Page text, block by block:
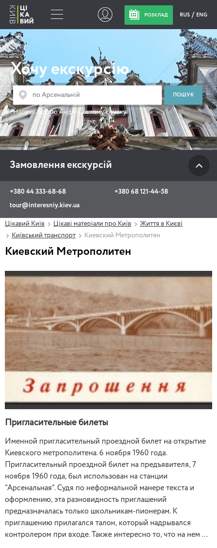
РОЗКЛАД RUS ENG
Хочу екскурсію
Наприклад:по Андріївському спуску
Замовлення екскурсій
+380 44 333-68-68
+380 68 121-44-58
tour@interesniy.kiev.ua
Замовлення
екскурсій
+380 44 333-68-68
+380 68 121-44-58
tour@interesniy.kiev.ua
з 10.00 до 19:30 щоденно
Viber WhatsApp
Цікавий Київ Цікаві матеріали про Київ
Життя в Києві
Київський транспорт
Киевский Метрополитен
Киевский Метрополитен
Пригласительные билеты
Именной пригласительный проездной билет на открытие
Киевского метрополитена. 6 ноября 1960 года.
Пригласительный проездной билет на предъявителя, 7
ноября 1960 года, был использован на станции
“Арсенальная”. Судя по неформальной манере текста и
оформлению, эта разновидность приглашений
предназначалась только школьникам-пионерам. К
приглашению прилагался талон, который надрывался
контролером при входе. Также интересно то, что на нем …